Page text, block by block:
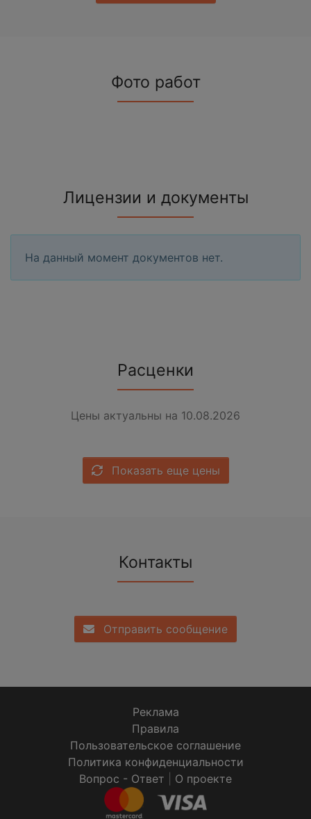
Фото работ
Лицензии и документы
На данный момент документов нет.
Расценки
Цены актуальны на 10.08.2026
Показать еще цены
Контакты
Отправить сообщение
Реклама
Правила
Пользовательское соглашение
Политика конфиденциальности
Вопрос - Ответ
О проекте